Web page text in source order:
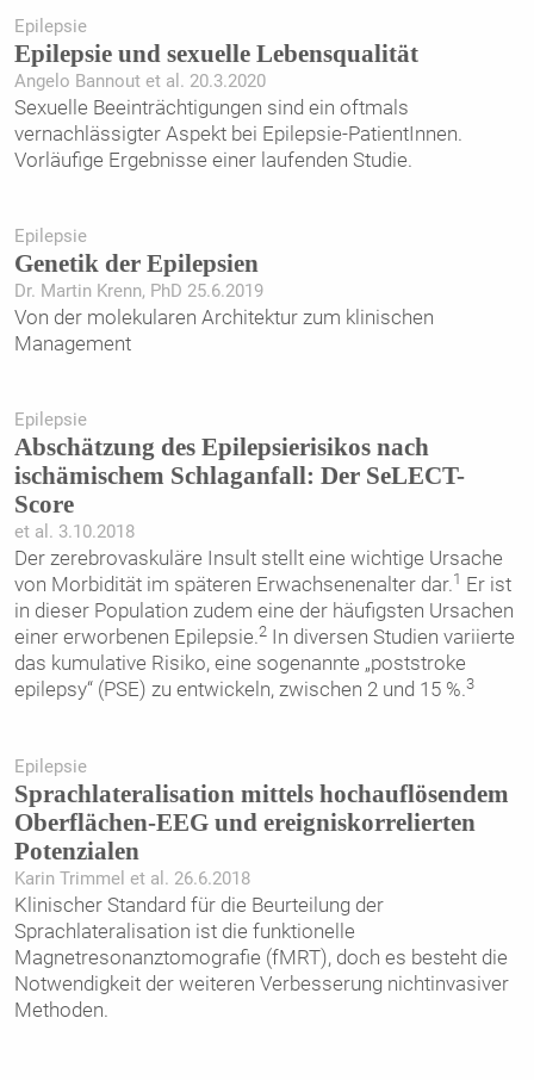
Epilepsie
Epilepsie und sexuelle Lebensqualität
Angelo Bannout et al. 20.3.2020
Sexuelle Beeinträchtigungen sind ein oftmals
vernachlässigter Aspekt bei Epilepsie-PatientInnen.
Vorläufige Ergebnisse einer laufenden Studie.
Epilepsie
Genetik der Epilepsien
Dr. Martin Krenn, PhD 25.6.2019
Von der molekularen Architektur zum klinischen
Management
Epilepsie
Abschätzung des Epilepsierisikos nach
ischämischem Schlaganfall: Der SeLECT-
Score
et al. 3.10.2018
Der zerebrovaskuläre Insult stellt eine wichtige Ursache
von Morbidität im späteren Erwachsenenalter dar.1 Er ist
in dieser Population zudem eine der häufigsten Ursachen
einer erworbenen Epilepsie.2In diversen Studien variierte
das kumulative Risiko, eine sogenannte „poststroke
epilepsy“ (PSE) zu entwickeln, zwischen 2 und 15 %.3
Epilepsie
Sprachlateralisation mittels hochauflösendem
Oberflächen-EEG und ereigniskorrelierten
Potenzialen
Karin Trimmel et al. 26.6.2018
Klinischer Standard für die Beurteilung der
Sprachlateralisation ist die funktionelle
Magnetresonanztomografie (fMRT), doch es besteht die
Notwendigkeit der weiteren Verbesserung nichtinvasiver
Methoden.